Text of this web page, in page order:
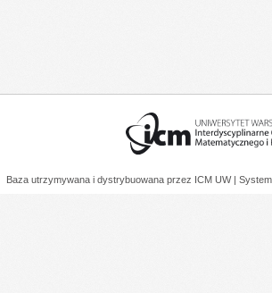
Baza utrzymywana i dystrybuowana przez ICM UW |